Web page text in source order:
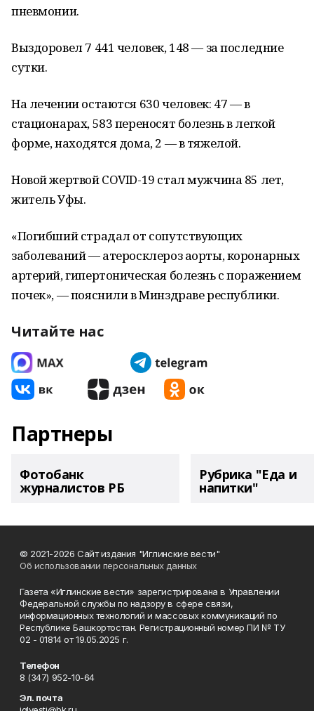
пневмонии.
Выздоровел 7 441 человек, 148 — за последние
сутки.
На лечении остаются 630 человек: 47 — в
стационарах, 583 переносят болезнь в легкой
форме, находятся дома, 2 — в тяжелой.
Новой жертвой COVID-19 стал мужчина 85 лет,
житель Уфы.
«Погибший страдал от сопутствующих
заболеваний — атеросклероз аорты, коронарных
артерий, гипертоническая болезнь с поражением
почек», — пояснили в Минздраве республики.
Читайте нас
Партнеры
Фотобанк
журналистов РБ
Рубрика "Еда и
напитки"
© 2021-2026 Сайт издания "Иглинские вести"
Об использовании персональных данных
Газета «Иглинские вести» зарегистрирована в Управлении
Федеральной службы по надзору в сфере связи,
информационных технологий и массовых коммуникаций по
Республике Башкортостан. Регистрационный номер ПИ № ТУ
02 - 01814 от 19.05.2025 г.
Телефон
8 (347) 952-10-64
Эл. почта